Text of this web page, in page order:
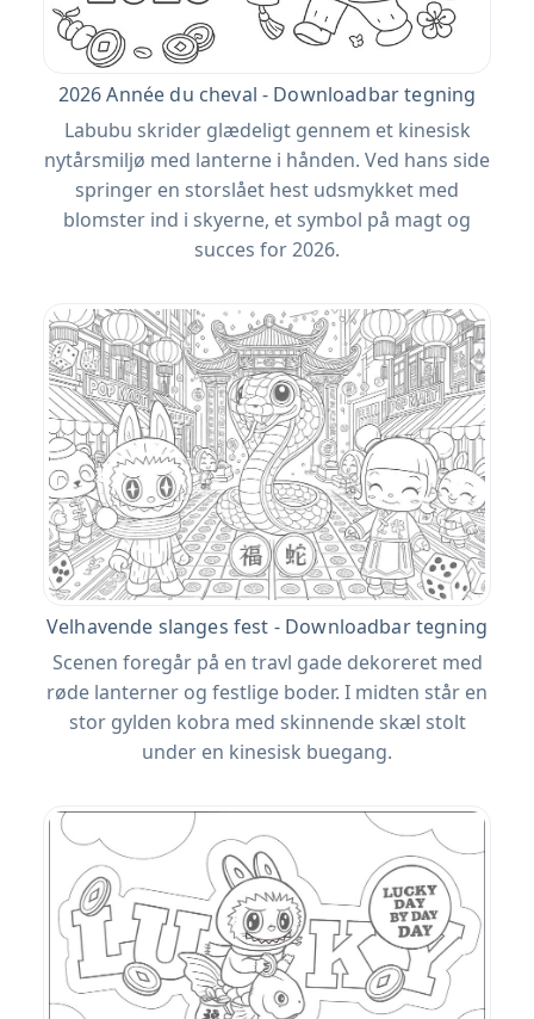
2026 Année du cheval - Downloadbar tegning
Labubu skrider glædeligt gennem et kinesisk
nytårsmiljø med lanterne i hånden. Ved hans side
springer en storslået hest udsmykket med
blomster ind i skyerne, et symbol på magt og
succes for 2026.
Velhavende slanges fest - Downloadbar tegning
Scenen foregår på en travl gade dekoreret med
røde lanterner og festlige boder. I midten står en
stor gylden kobra med skinnende skæl stolt
under en kinesisk buegang.